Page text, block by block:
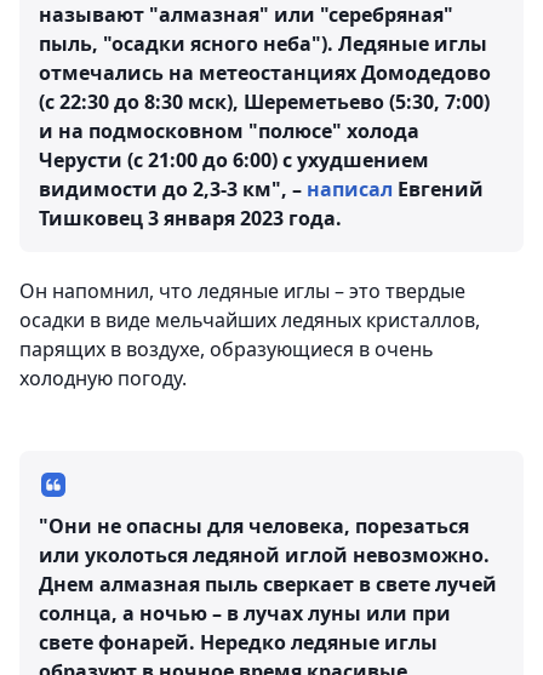
называют "алмазная" или "серебряная"
пыль, "осадки ясного неба"). Ледяные иглы
отмечались на метеостанциях Домодедово
(с 22:30 до 8:30 мск), Шереметьево (5:30, 7:00)
и на подмосковном "полюсе" холода
Черусти (с 21:00 до 6:00) с ухудшением
видимости до 2,3-3 км", – написал Евгений
Тишковец 3 января 2023 года.
Он напомнил, что ледяные иглы – это твердые
осадки в виде мельчайших ледяных кристаллов,
парящих в воздухе, образующиеся в очень
холодную погоду.
"Они не опасны для человека, порезаться
или уколоться ледяной иглой невозможно.
Днем алмазная пыль сверкает в свете лучей
солнца, а ночью – в лучах луны или при
свете фонарей. Нередко ледяные иглы